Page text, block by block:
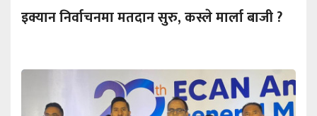
इक्यान निर्वाचनमा मतदान सुरु, कस्ले मार्ला बाजी ?